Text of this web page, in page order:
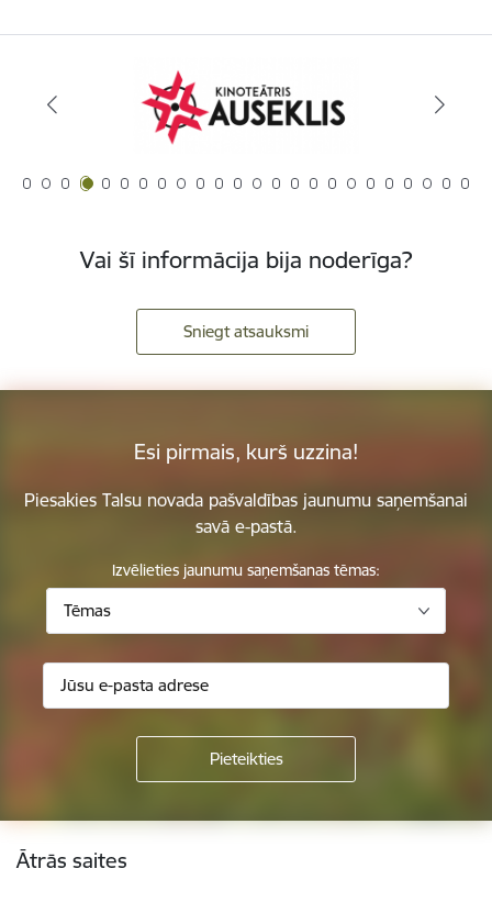
Vai šī informācija bija noderīga?
Sniegt atsauksmi
Esi pirmais, kurš uzzina!
Piesakies Talsu novada pašvaldības jaunumu saņemšanai
savā e-pastā.
Izvēlieties jaunumu saņemšanas tēmas:
Tēmas
Kājene
Ātrās saites